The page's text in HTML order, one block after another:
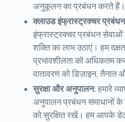
अनुकूलन का प्रबंधन करते हैं।
क्लाउड इंफ्रास्ट्रक्चर
इंफ्रास्ट्रक्चर प्रबंधन
शक्ति का लाभ उठाएं। हम
प्रभावशीलता को अधिकतम
वातावरण को डिज़ाइन, तैनात
सुरक्षा और अनुपालन:हमारे
अनुपालन प्रबंधन समाधानों के
को सुरक्षित रखें। हम आपके